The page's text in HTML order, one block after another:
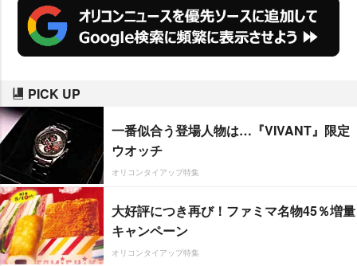
PICK UP
一番似合う登場人物は…『VIVANT』限定
ウオッチ
オリコンタイアップ特集
大好評につき再び！ファミマ名物45％増量
キャンペーン
オリコンタイアップ特集